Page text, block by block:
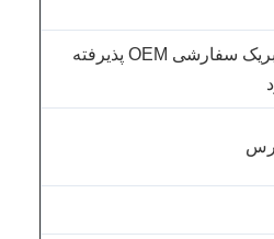
کارت تبریک سفارشی OEM پذیرفته